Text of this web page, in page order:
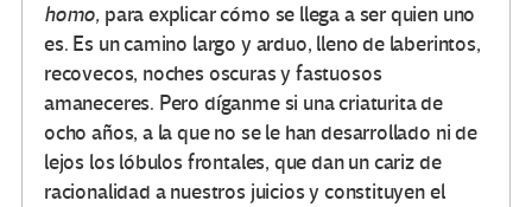
homo, para explicar cómo se llega a ser quien uno
es. Es un camino largo y arduo, lleno de laberintos,
recovecos, noches oscuras y fastuosos
amaneceres. Pero díganme si una criaturita de
ocho años, a la que no se le han desarrollado ni de
lejos los lóbulos frontales, que dan un cariz de
racionalidad a nuestros juicios y constituyen el